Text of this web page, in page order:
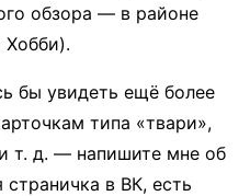
обзора — в районе
бы увидеть ещё более
типа «твари»,
т. д. — напишите мне об
в ВК, есть